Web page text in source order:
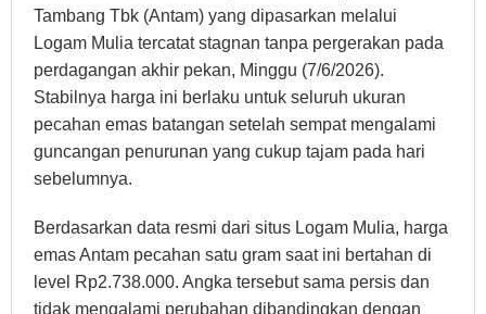
Tambang Tbk (Antam) yang dipasarkan melalui
Logam Mulia tercatat stagnan tanpa pergerakan pada
perdagangan akhir pekan, Minggu (7/6/2026).
Stabilnya harga ini berlaku untuk seluruh ukuran
pecahan emas batangan setelah sempat mengalami
guncangan penurunan yang cukup tajam pada hari
sebelumnya.
Berdasarkan data resmi dari situs Logam Mulia, harga
emas Antam pecahan satu gram saat ini bertahan di
level Rp2.738.000. Angka tersebut sama persis dan
tidak mengalami perubahan dibandingkan dengan